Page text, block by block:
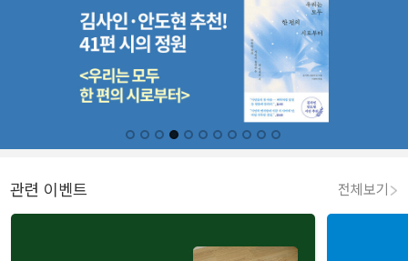
관련 이벤트 전체보기